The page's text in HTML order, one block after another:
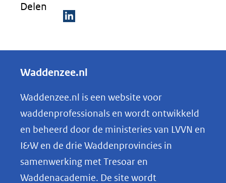
(verwijst
website)
Delen
e
e
n
o
p
Waddenzee.nl
Waddenzee.nl is een website voor
waddenprofessionals en wordt ontwikkeld
en beheerd door de ministeries van LVVN en
I&W en de drie Waddenprovincies in
samenwerking met Tresoar en
Waddenacademie. De site wordt